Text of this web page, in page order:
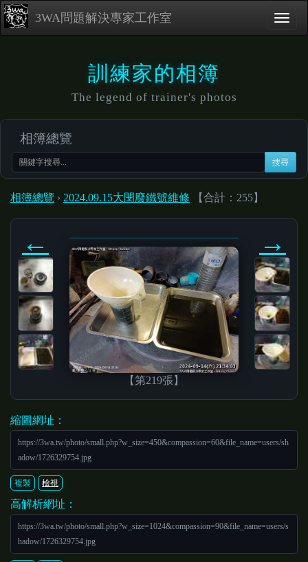
3WA問題解決專家工作室
訓練家的相簿
The legend of trainer's photos
相簿總覽
搜尋
相簿總覽 › 2024.09.15大閔廢鐵號維修 【合計：255】
←
【第219張】
→
縮圖網址：
https://3wa.tw/photo/small.php?w_size=450&compassion=60&file_name=users/sh
adow/1726329754.jpg
複製 檢視
高解析網址：
https://3wa.tw/photo/small.php?w_size=1024&compassion=90&file_name=users/s
hadow/1726329754.jpg